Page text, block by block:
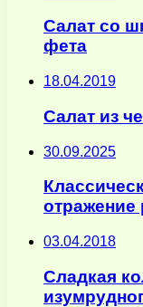
Салат со
фета
18.04.2019
Салат из
30.09.2025
отражение
03.04.2018
Сладкая